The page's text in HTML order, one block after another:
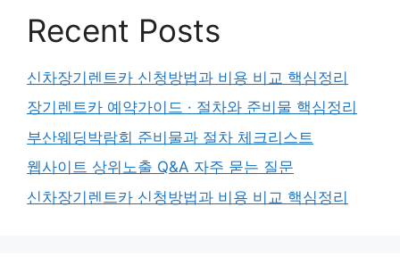
Recent Posts
신차장기렌트카 신청방법과 비용 비교 핵심정리
장기렌트카 예약가이드 · 절차와 준비물 핵심정리
부산웨딩박람회 준비물과 절차 체크리스트
웹사이트 상위노출 Q&A 자주 묻는 질문
신차장기렌트카 신청방법과 비용 비교 핵심정리